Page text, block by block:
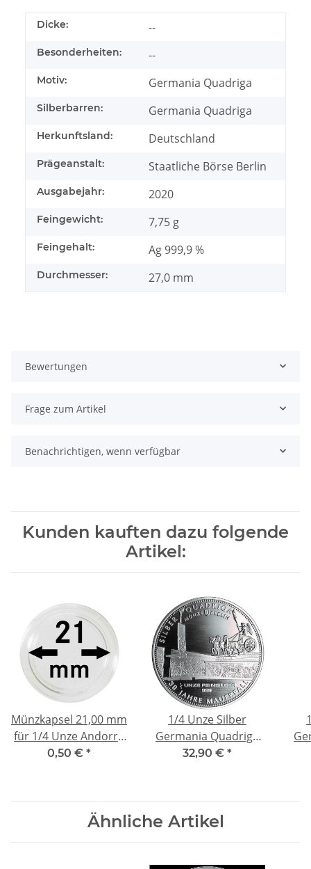
Dicke: --
Besonderheiten: --
Motiv: Germania Quadriga
Silberbarren: Germania Quadriga
Herkunftsland: Deutschland
Prägeanstalt: Staatliche Börse Berlin
Ausgabejahr: 2020
Feingewicht: 7,75 g
Feingehalt: Ag 999,9 %
Durchmesser: 27,0 mm
Bewertungen
Frage zum Artikel
Benachrichtigen, wenn verfügbar
Kunden kauften dazu folgende
Artikel:
Münzkapsel 21,00 mm
für 1/4 Unze Andorra
Eagle, Arche Noah,
0,50 € *
1/4 Unze Silber
Germania Quadriga
2019 999,99
32,90 € *
Ähnliche Artikel